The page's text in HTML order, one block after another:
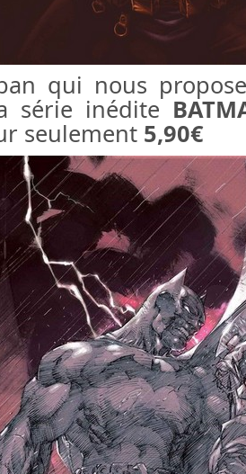
qui nous
série inédite
seulement 5,90€